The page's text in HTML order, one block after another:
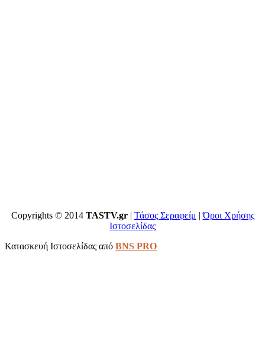
Copyrights © 2014 TASTV.gr| Τάσος Σεραφείμ |Όροι Χρήσης
Ιστοσελίδας
Κατασκευή Ιστοσελίδας από BNS PRO